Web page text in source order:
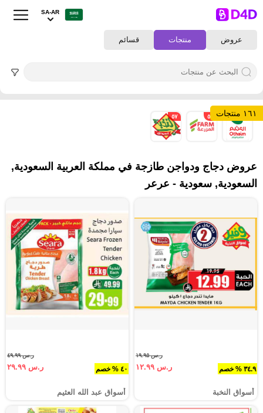
عروض منتجات قسائم
SA-AR
١٦١ منتجات
٥٤ ٥٠ ٥٧
عروض دجاج ودواجن طازجة في مملكة العربية السعودية,
السعودية, سعودية - عرعر
٣٤.٩ % خصم
ر.س ١٩.٩٥
ر.س ١٢.٩٩
أسواق النخبة
٤٠ % خصم
ر.س ٤٩.٩٩
ر.س ٢٩.٩٩
أسواق عبد الله العثيم